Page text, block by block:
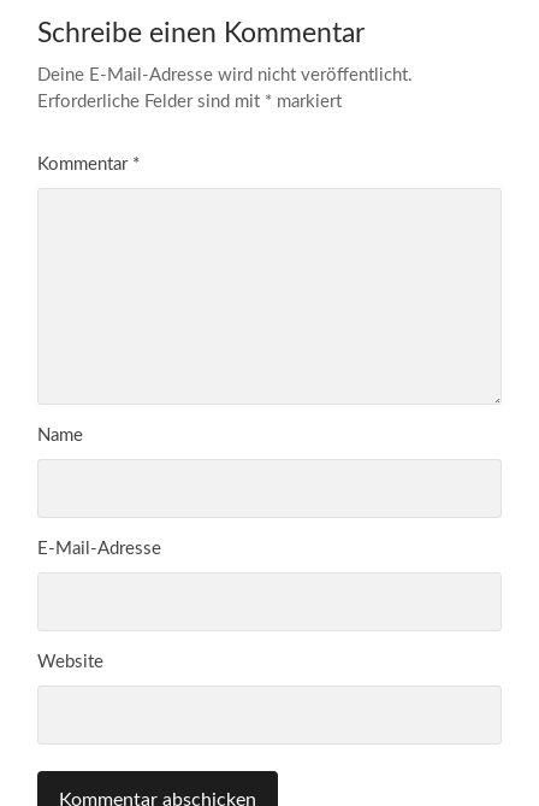
Schreibe einen Kommentar
Deine E-Mail-Adresse wird nicht veröffentlicht.
Erforderliche Felder sind mit * markiert
Kommentar *
Name
E-Mail-Adresse
Website